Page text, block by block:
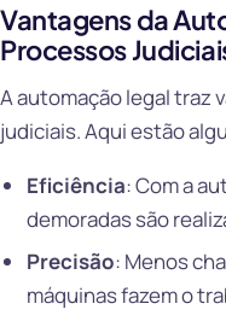
Vantagens da
Processos
A automação legal traz
judiciais. Aqui estão
Eficiência: Com a
demoradas são
Precisão: Menos
máquinas fazem o